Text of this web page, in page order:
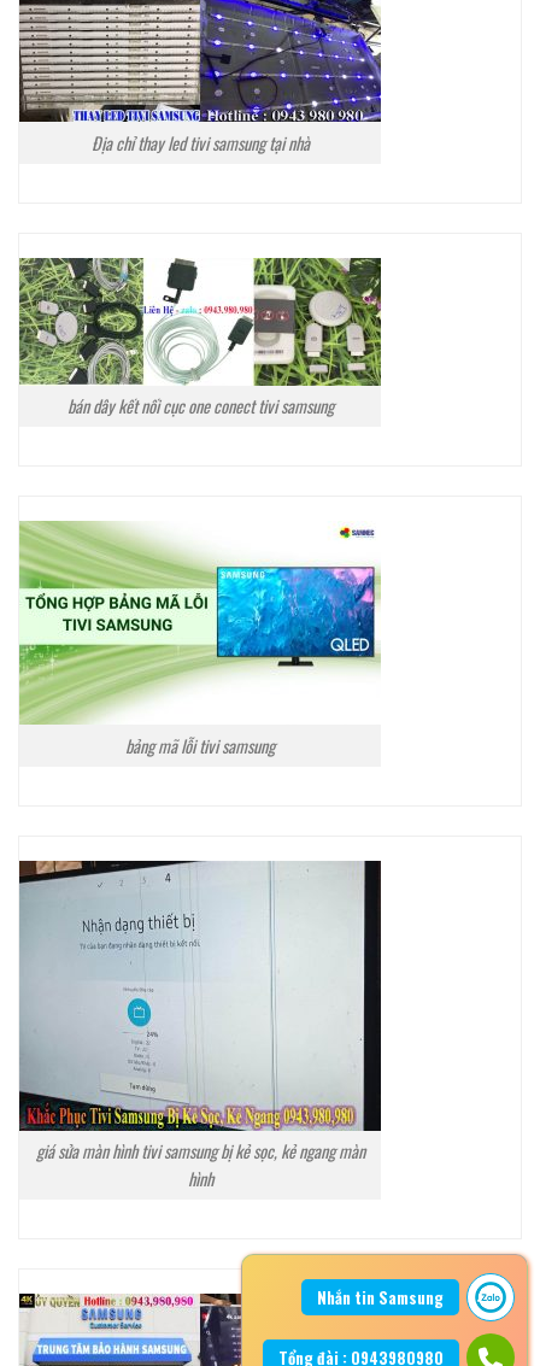
Địa chỉ thay led tivi samsung tại nhà
bán dây kết nối cục one conect tivi samsung
bảng mã lỗi tivi samsung
giá sửa màn hình tivi samsung bị kẻ sọc, kẻ ngang màn
hình
Nhắn tin Samsung
Tổng đài : 0943980980